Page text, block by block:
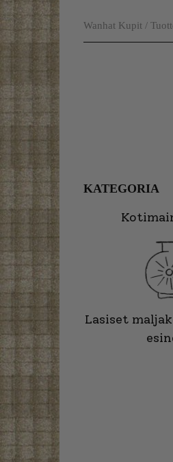
Wanhat Kupit /
KATEGORIA
Lasiset